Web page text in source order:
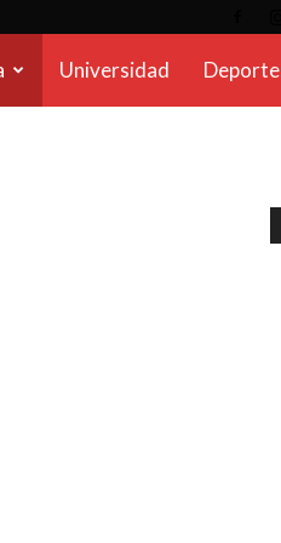
Universidad